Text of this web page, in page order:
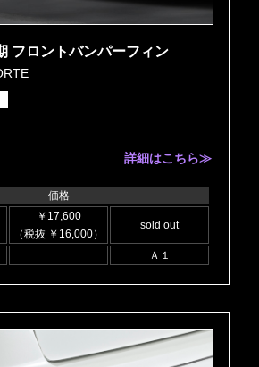
フロントバンパーフィン
詳細はこちら≫
価格
￥17,600
（税抜 ￥16,000）
sold out
Ａ１